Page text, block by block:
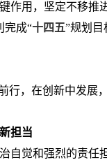
作用，坚定不移推
完成“十四五”规划
行，在创新中发展
担当
自觉和强烈的责任